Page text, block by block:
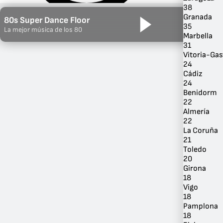
Por Género
80s Super Dance Floor
La mejor música de los 80
38
Granada
35
Marbella
31
Vitoria-
24
Cádiz
24
Benidorm
22
Almería
22
La Coruña
21
Toledo
20
Girona
18
Vigo
18
Pamplona
18